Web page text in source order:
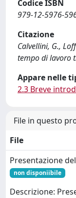
Codice ISBN
979-12-5976-
Citazione
Calvellini, G.,
tempo di lavoro
Appare nelle
2.3 Breve
File in questo
File
Presentazione
non disponiibile
Descrizione: